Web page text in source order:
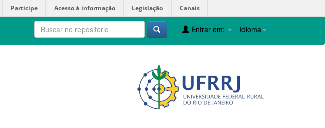
Participe Acesso à informação Legislação Canais
Idioma
Entrar em: